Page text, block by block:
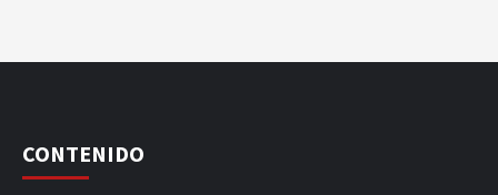
CONTENIDO